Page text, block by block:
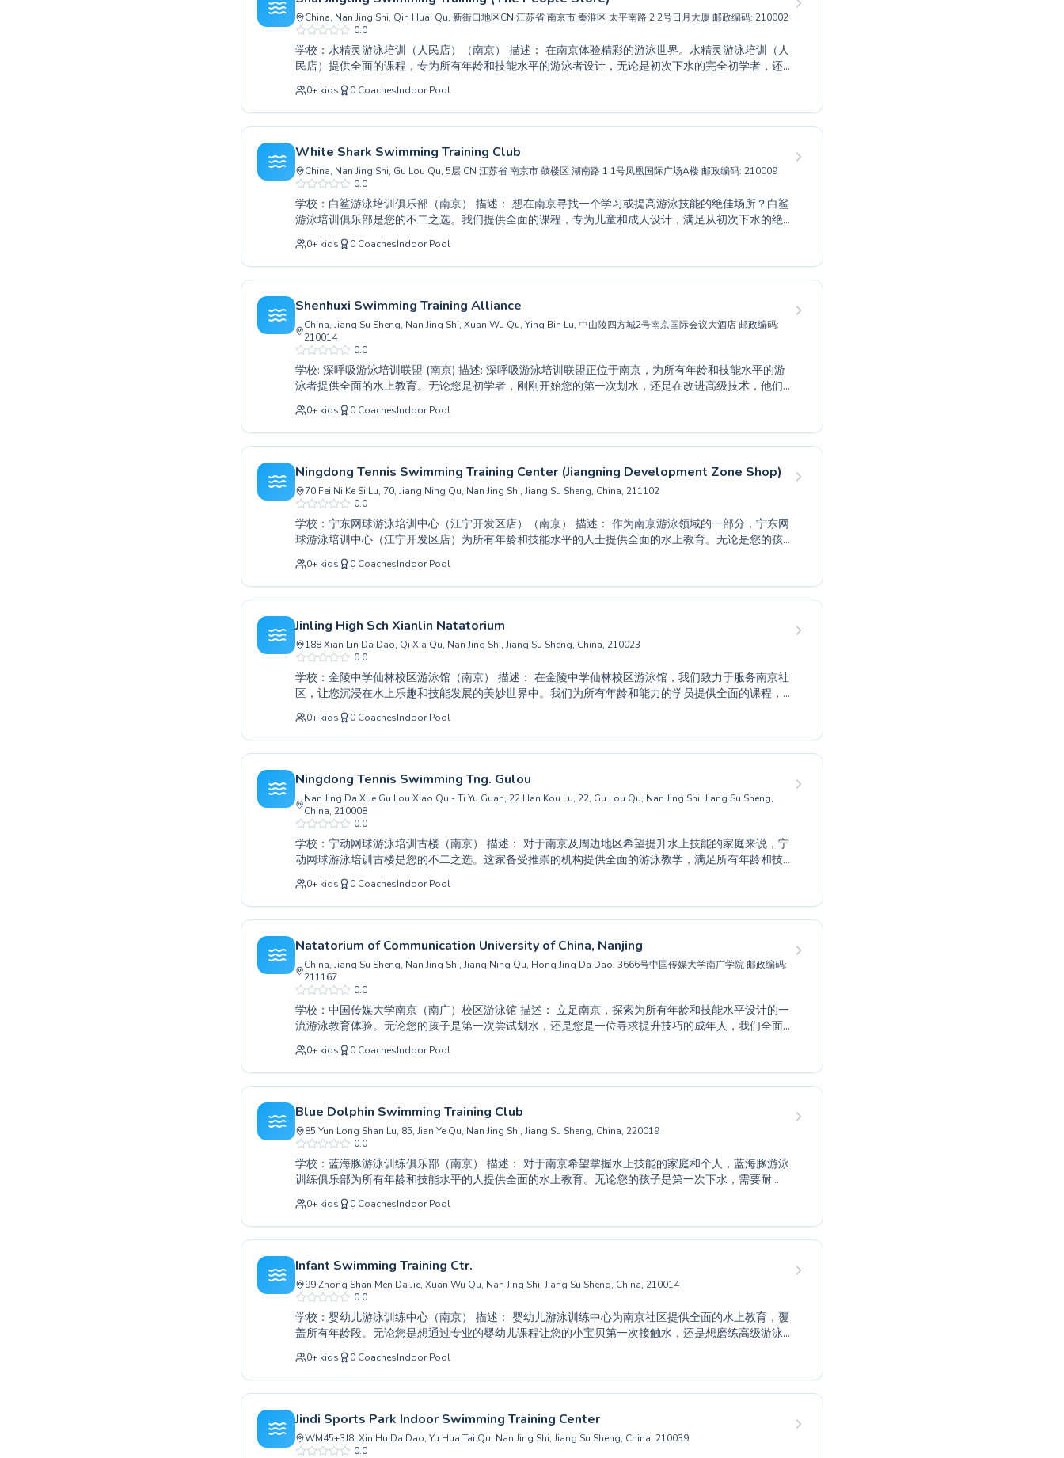
Activate your free pool listing →
China, Nan Jing Shi, Qin Huai Qu, 新街口地区CN 江苏省 南京市 秦淮区 太平南路 2 2号日月大厦 邮政编码: 210002
0.0
学校：水精灵游泳培训（人民店）（南京） 描述： 在南京体验精彩的游泳世界。水精灵游泳培训（人
民店）提供全面的课程，专为所有年龄和技能水平的游泳者设计，无论是初次下水的完全初学者，还
是想要磨练泳姿的高级运动员，都能在这里找到适合自己的课程。无论您是希望孩子建立水上信心，
还是寻找成人游泳课程以提高技术，他们敬业的教练都会在支持和鼓励的氛围中提供专业的指导。他
们专注于安全、技能发展和培养对游泳的终身热爱。今天就加入他们，投入到充满水上乐趣和健身的
世界中吧。
0+ kids 0 CoachesIndoor Pool
White Shark Swimming Training Club
China, Nan Jing Shi, Gu Lou Qu, 5层 CN 江苏省 南京市 鼓楼区 湖南路 1 1号凤凰国际广场A楼 邮政编码: 210009
0.0
学校：白鲨游泳培训俱乐部（南京） 描述： 想在南京寻找一个学习或提高游泳技能的绝佳场所？白鲨
游泳培训俱乐部是您的不二之选。我们提供全面的课程，专为儿童和成人设计，满足从初次下水的绝
对初学者到精进技术的进阶游泳者等所有水平的需求。我们经验丰富、尽职尽责的教练营造了一个支
持性和引人入胜的学习环境，确保每位学生都能在水中获得自信和能力。无论您是想掌握基本泳姿、
为竞技比赛训练，还是仅仅想更安全地享受水上时光，我们的专业指导都将指引您实现目标。加入白
鲨游泳培训俱乐部，与致力于您成功的专业人士一起发现游泳的乐趣和益处。
0+ kids 0 CoachesIndoor Pool
Shenhuxi Swimming Training Alliance
China, Jiang Su Sheng, Nan Jing Shi, Xuan Wu Qu, Ying Bin Lu, 中山陵四方城2号南京国际会议大酒店 邮政编码:
210014
0.0
学校: 深呼吸游泳培训联盟 (南京) 描述: 深呼吸游泳培训联盟正位于南京，为所有年龄和技能水平的游
泳者提供全面的水上教育。无论您是初学者，刚刚开始您的第一次划水，还是在改进高级技术，他们
经验丰富的教练都会在支持和鼓励的环境中提供个性化指导。他们既服务于希望建立水上自信的儿
童，也服务于旨在提高健康水平或学习重要生活技能的成年人。深呼吸联盟高度重视安全性和有效的
教学方法，确保每位学生都按照自己的节奏进步。与一支致力于您成功的团队一起发现游泳的乐趣和
益处；立即加入他们的社区吧。
0+ kids 0 CoachesIndoor Pool
Ningdong Tennis Swimming Training Center (Jiangning Development Zone Shop)
70 Fei Ni Ke Si Lu, 70, Jiang Ning Qu, Nan Jing Shi, Jiang Su Sheng, China, 211102
0.0
学校：宁东网球游泳培训中心（江宁开发区店）（南京） 描述： 作为南京游泳领域的一部分，宁东网
球游泳培训中心（江宁开发区店）为所有年龄和技能水平的人士提供全面的水上教育。无论是您的孩
子初次试水，还是成年人想磨练泳姿，他们专业的教练都会提供一个支持和鼓励的环境，从初级基础
到高级技巧。教练团队由经验丰富的专业人士组成，致力于培养水上信心，并确保每位学员都有积极
的学习体验。通过专业的指导课程，您将发现一个更美好、更安全的水中未来，课程旨在培养强大的
游泳者。今天就来参观他们，探索他们多样化的课程设置，开启您自己的游泳之旅。
0+ kids 0 CoachesIndoor Pool
Jinling High Sch Xianlin Natatorium
188 Xian Lin Da Dao, Qi Xia Qu, Nan Jing Shi, Jiang Su Sheng, China, 210023
0.0
学校：金陵中学仙林校区游泳馆（南京） 描述： 在金陵中学仙林校区游泳馆，我们致力于服务南京社
区，让您沉浸在水上乐趣和技能发展的美妙世界中。我们为所有年龄和能力的学员提供全面的课程，
从学习初次划水的绝对初学者，到磨练竞技技巧的进阶游泳者。我们经验丰富、耐心细致的教练致力
于营造一个支持性、鼓励性的学习环境，确保每位参与者都能在水中感到自信和充满力量。无论您是
为孩子寻找水上安全技能的游泳课程，还是作为成年人希望提高自己的能力，我们都有为您量身定制
的课程。与金陵中学仙林校区游泳馆一起体验游泳的乐趣，实现您的水上目标。立即加入我们充满活
力的游泳大家庭，尽情戏水吧！
0+ kids 0 CoachesIndoor Pool
Ningdong Tennis Swimming Tng. Gulou
Nan Jing Da Xue Gu Lou Xiao Qu - Ti Yu Guan, 22 Han Kou Lu, 22, Gu Lou Qu, Nan Jing Shi, Jiang Su Sheng,
China, 210008
0.0
学校：宁动网球游泳培训古楼（南京） 描述： 对于南京及周边地区希望提升水上技能的家庭来说，宁
动网球游泳培训古楼是您的不二之选。这家备受推崇的机构提供全面的游泳教学，满足所有年龄和技
能水平的个人需求，从建立水下信心的初学者到完善泳姿技巧的进阶游泳者。他们敬业且经验丰富的
教练营造了一个支持性和鼓励性的学习环境，确保每位参与者都感到舒适并有动力实现自己的目标。
无论您是希望为孩子寻找有趣课程的家长，还是旨在提高健身水平或学习一项重要生活技能的成年
人，宁动网球游泳培训古楼都能提供卓越的培训。在专家指导下，体验游泳的乐趣和好处。
0+ kids 0 CoachesIndoor Pool
Natatorium of Communication University of China, Nanjing
China, Jiang Su Sheng, Nan Jing Shi, Jiang Ning Qu, Hong Jing Da Dao, 3666号中国传媒大学南广学院 邮政编码:
211167
0.0
学校：中国传媒大学南京（南广）校区游泳馆 描述： 立足南京，探索为所有年龄和技能水平设计的一
流游泳教育体验。无论您的孩子是第一次尝试划水，还是您是一位寻求提升技巧的成年人，我们全面
的课程都能满足初学者和高级游泳者的需求。我们以提供支持性、鼓励性的学习环境为荣，在这里，
经过认证、充满热情的教练利用成熟的教学方法培养学员在水中的自信心和精湛技艺。课程在中国传
媒大学南京校区游泳馆举行，为您的水上之旅提供顶级设施。加入我们，让我们帮助您或您的亲人在
安全有效的环境中实现游泳目标。
0+ kids 0 CoachesIndoor Pool
Blue Dolphin Swimming Training Club
85 Yun Long Shan Lu, 85, Jian Ye Qu, Nan Jing Shi, Jiang Su Sheng, China, 220019
0.0
学校：蓝海豚游泳训练俱乐部（南京） 描述： 对于南京希望掌握水上技能的家庭和个人，蓝海豚游泳
训练俱乐部为所有年龄和技能水平的人提供全面的水上教育。无论您的孩子是第一次下水，需要耐
心、鼓励的教练进行的初学者课程，还是您是一名寻求专家指导以精进高级泳姿的成年人，我们的课
程都旨在取得成功。俱乐部以其安全、支持性和启发性的学习环境为荣，每个学生都可以在这里建立
自信并培养重要的水上安全技能。合格的教练致力于提供个性化关注，确保每位游泳者都能快速进步
并获得积极的体验。今天就与蓝海豚一起发现游泳的乐趣，投入健康、积极的生活方式吧。
0+ kids 0 CoachesIndoor Pool
Infant Swimming Training Ctr.
99 Zhong Shan Men Da Jie, Xuan Wu Qu, Nan Jing Shi, Jiang Su Sheng, China, 210014
0.0
学校：婴幼儿游泳训练中心（南京） 描述： 婴幼儿游泳训练中心为南京社区提供全面的水上教育，覆
盖所有年龄段。无论您是想通过专业的婴幼儿课程让您的小宝贝第一次接触水，还是想磨练高级游泳
技巧，我们经验丰富的教练都致力于营造一个安全和支持性的学习环境。我们服务于儿童和成人，确
保从初学者阶段到精通阶段都能获得个性化关注。我们的教学侧重于建立自信和发展必要的水上安全
技能，让每节课都充满乐趣且卓有成效。在这里，进步与水中乐趣并存，您会发现一个温馨的氛围，
今天就与我们一起投入更健康、更安全的生活方式吧。
0+ kids 0 CoachesIndoor Pool
Jindi Sports Park Indoor Swimming Training Center
WM45+3J8, Xin Hu Da Dao, Yu Hua Tai Qu, Nan Jing Shi, Jiang Su Sheng, China, 210039
0.0